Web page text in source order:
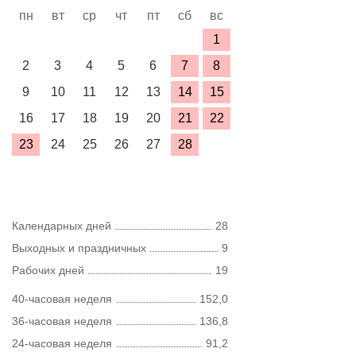
пн вт ср чт пт сб
вс
1
2
3 4 5 6 7
8
9
10 11 12 13 14
15
16
17 18 19 20 21
22
23
24 25 26 27 28
Календарных дней
28
Выходных и праздничных
9
Рабочих дней
19
40-часовая неделя
152,0
36-часовая неделя
136,8
24-часовая неделя
91,2